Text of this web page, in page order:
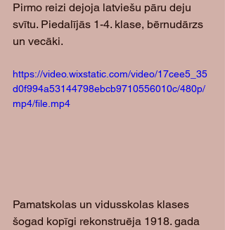
Pirmo reizi dejoja latviešu pāru deju
svītu. Piedalījās 1-4. klase, bērnudārzs
un vecāki.
https://video.wixstatic.com/video/17cee5_35
d0f994a53144798ebcb9710556010c/480p/
mp4/file.mp4
Pamatskolas un vidusskolas klases
šogad kopīgi rekonstruēja 1918. gada